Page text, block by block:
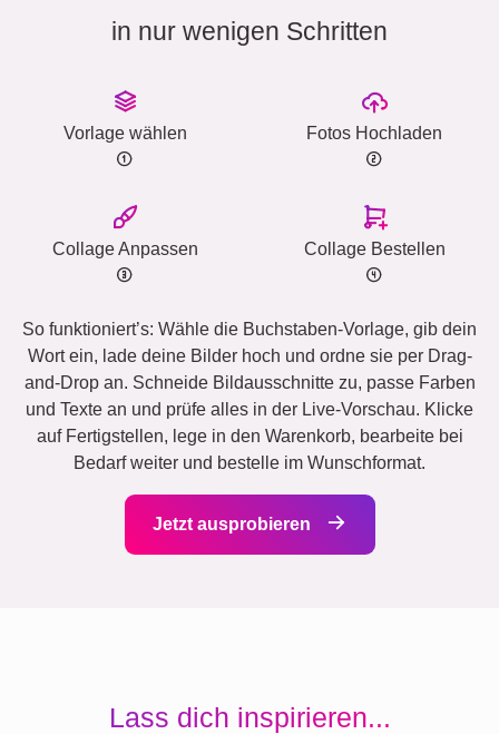
in nur wenigen Schritten
Vorlage wählen Fotos Hochladen
Collage Anpassen Collage Bestellen
So funktioniert’s: Wähle die Buchstaben-Vorlage, gib dein
Wort ein, lade deine Bilder hoch und ordne sie per Drag-
and-Drop an. Schneide Bildausschnitte zu, passe Farben
und Texte an und prüfe alles in der Live-Vorschau. Klicke
auf Fertigstellen, lege in den Warenkorb, bearbeite bei
Bedarf weiter und bestelle im Wunschformat.
Jetzt ausprobieren
Lass dich inspirieren...